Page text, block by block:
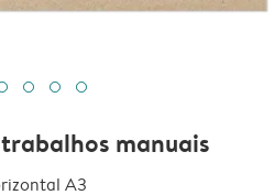
manuais
A3